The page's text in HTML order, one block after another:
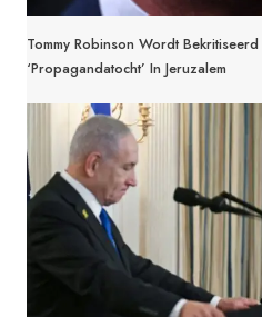
Tommy Robinson Wordt
‘propagandatocht’ In Jeruzalem